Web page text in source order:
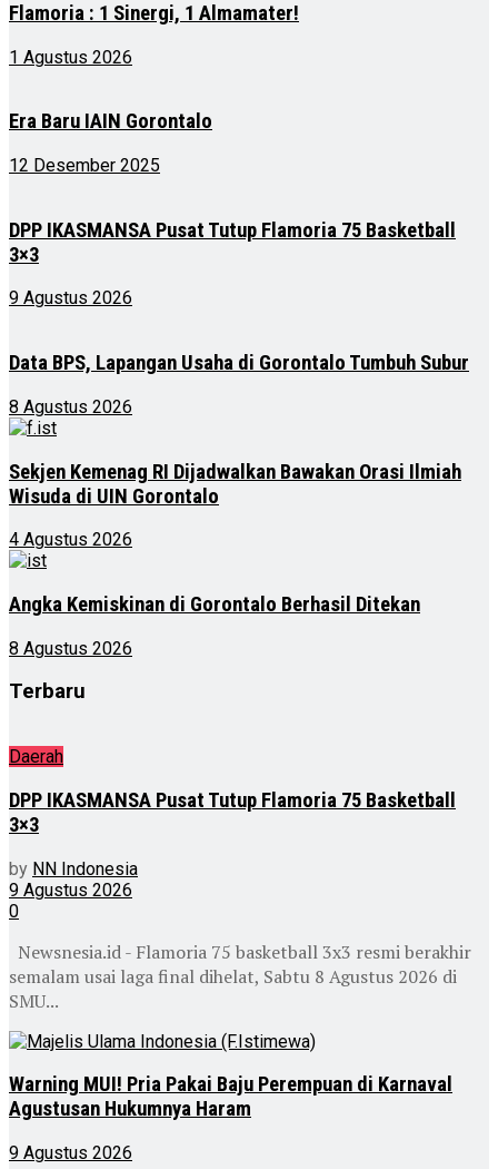
Flamoria : 1 Sinergi, 1 Almamater!
1 Agustus 2026
Era Baru IAIN Gorontalo
12 Desember 2025
DPP IKASMANSA Pusat Tutup Flamoria 75 Basketball
3×3
9 Agustus 2026
Data BPS, Lapangan Usaha di Gorontalo Tumbuh Subur
8 Agustus 2026
Sekjen Kemenag RI Dijadwalkan Bawakan Orasi Ilmiah
Wisuda di UIN Gorontalo
4 Agustus 2026
Angka Kemiskinan di Gorontalo Berhasil Ditekan
8 Agustus 2026
Terbaru
Daerah
DPP IKASMANSA Pusat Tutup Flamoria 75 Basketball
3×3
by NN Indonesia
9 Agustus 2026
0
Newsnesia.id - Flamoria 75 basketball 3x3 resmi berakhir
semalam usai laga final dihelat, Sabtu 8 Agustus 2026 di
SMU...
Warning MUI! Pria Pakai Baju Perempuan di Karnaval
Agustusan Hukumnya Haram
9 Agustus 2026